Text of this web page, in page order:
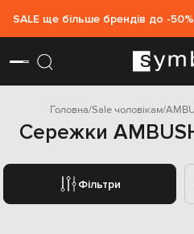
SALE ще більше брендів до -
Головна Sale чоловікам
Сережки
Фільтри